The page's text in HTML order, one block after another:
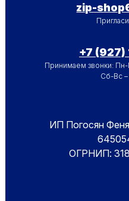
zip-
+7
Принимаем звонки:
Сб-Вс
ИП Погосян
ОГРНИП: